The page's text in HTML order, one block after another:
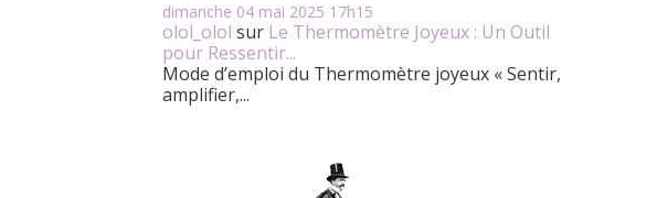
dimanche 04 mai 2025 17h15
olol_olol sur Le Thermomètre Joyeux : Un Outil
pour Ressentir...
Mode d’emploi du Thermomètre joyeux « Sentir,
amplifier,...